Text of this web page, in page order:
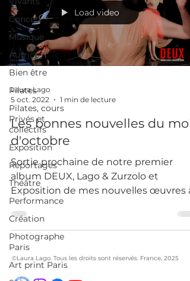
Concert
Musique
Autrice
Bien être
Pilates
Pilates, cours
Privés et
collectifs
Exposition
Reportages
Théâtre
Performance
Création
Photographe
Paris
Art print Paris
Load video
Laura Lago
5 oct. 2022
1 min de lecture
Les bonnes nouvelles du
d'octobre
Sortie prochaine de notre premier
album DEUX, Lago & Zurzolo et
Exposition de mes nouvelles œuvres à
Paris 18.
©Laura Lago. Tous les droits sont réservés. France, 2025